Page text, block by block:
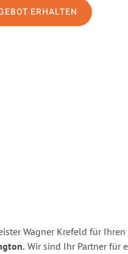
ERHALTEN
Wagner Krefeld für
Wir sind Ihr Partner für